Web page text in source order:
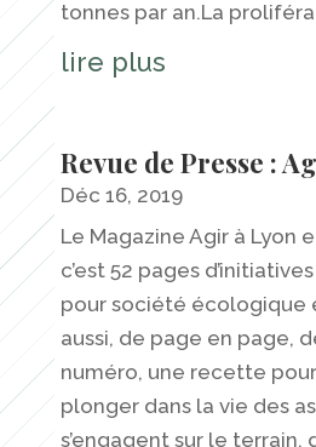
tonnes par an.La
lire plus
Revue de Presse :
Déc 16, 2019
Le Magazine Agir à Lyon
c’est 52 pages
pour société écologique
aussi, de page en page,
numéro, une recette
plonger dans la vie des
s’engagent sur le terrain,